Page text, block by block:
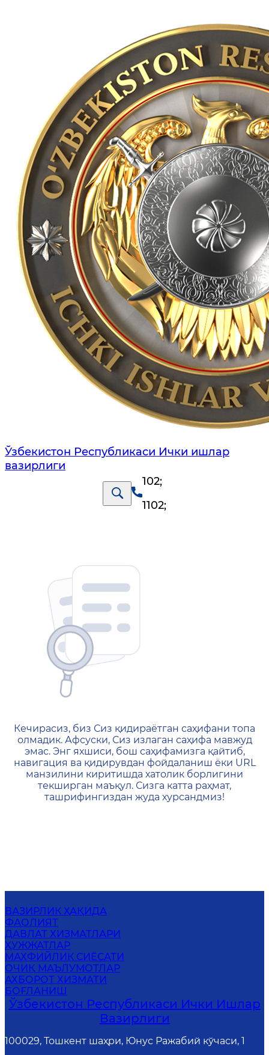
Ўзбекистон Республикаси Ички ишлар
вазирлиги
102;
1102;
404 — Страница не
Кечирасиз, биз Сиз қидираётган саҳифани топа
олмадик. Афсуски, Сиз излаган саҳифа мавжуд
эмас. Энг яхшиси, бош саҳифамизга қайтиб,
навигация ва қидирувдан фойдаланиш ёки URL
манзилини киритишда хатолик борлигини
текширган маъқул. Сизга катта раҳмат,
ташрифингиздан жуда хурсандмиз!
ВАЗИРЛИК ҲАҚИДА
ФАОЛИЯТ
ДАВЛАТ ХИЗМАТЛАРИ
ҲУЖЖАТЛАР
MАХФИЙЛИК СИЁСАТИ
ОЧИҚ МАЪЛУМОТЛАР
АХБОРОТ ХИЗМАТИ
БОҒЛАНИШ
Ўзбекистон Республикаси Ички Ишлар
Вазирлиги
100029, Тошкент шаҳри, Юнус Ражабий кўчаси, 1